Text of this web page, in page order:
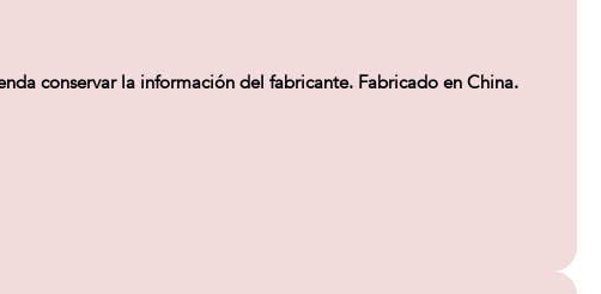
conservar la información del fabricante. Fabricado en China.